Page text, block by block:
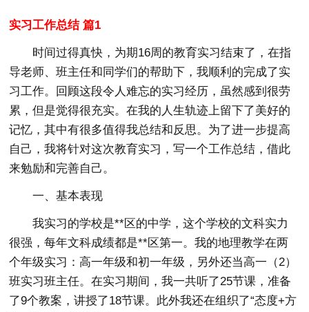
实习工作总结 篇1
时间过得真快，为期16周的教育实习结束了，在指
导老师、班主任和同学们的帮助下，我顺利的完成了实
习工作。回顾这段令人难忘的实习经历，虽然感到很劳
累，但是觉得很充实。在我的人生轨迹上留下了美好的
记忆，其中有很多值得我总结和反思。为了进一步提高
自己，我将针对这次教育实习，写一个工作总结，借此
来勉励和完善自己。
一、基本表现
我实习的学校是**区的中学，这个学校的文科实力
很强，每年文科成绩都是**区第一。我的地理教学在两
个年级实习：高一年级和初一年级，另外还当高一（2）
班实习班主任。在实习期间，我一共听了25节课，准备
了9个教案，讲授了18节课。此外我还在组织了“态度+方